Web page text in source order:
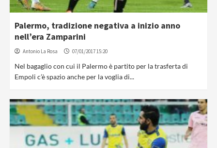
Palermo, tradizione negativa a inizio anno
nell’era Zamparini
Antonio La Rosa 07/01/2017 15:20
Nel bagaglio con cui il Palermo è partito per la trasferta di
Empoli c’è spazio anche per la voglia di...